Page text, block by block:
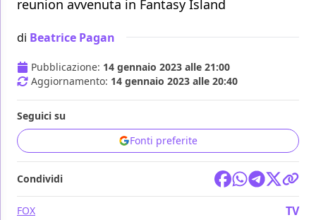
reunion avvenuta in Fantasy Island
di Beatrice Pagan
Pubblicazione: 14 gennaio 2023 alle 21:00
Aggiornamento: 14 gennaio 2023 alle 20:40
Seguici su
Fonti preferite
Condividi
FOX TV